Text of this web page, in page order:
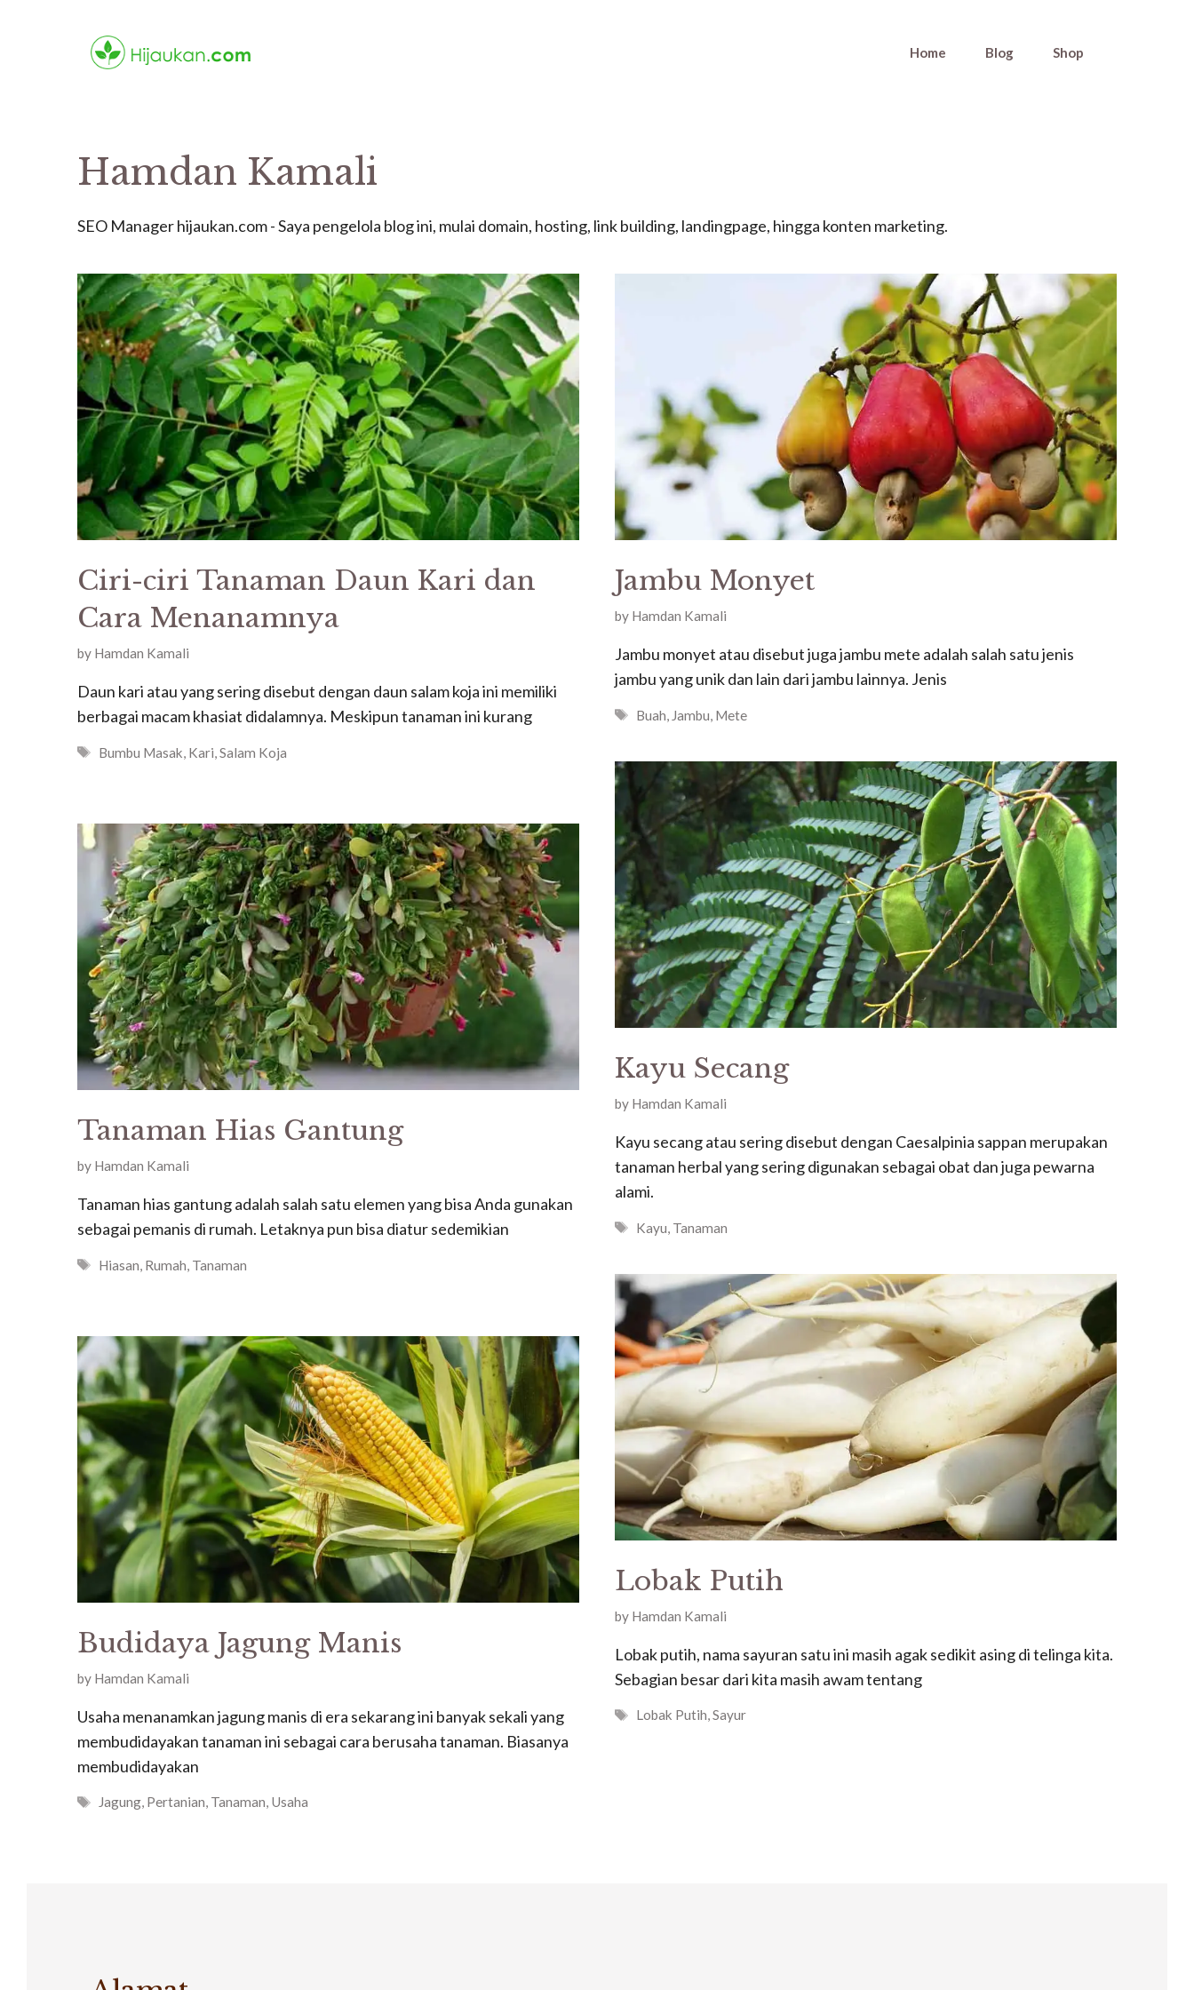
Home Blog Shop
Hamdan Kamali
SEO Manager hijaukan.com - Saya pengelola blog ini, mulai domain, hosting, link building, landingpage, hingga konten marketing.
Ciri-ciri Tanaman Daun Kari dan
Cara Menanamnya
by Hamdan Kamali
Daun kari atau yang sering disebut dengan daun salam koja ini memiliki
berbagai macam khasiat didalamnya. Meskipun tanaman ini kurang
Tags
Bumbu Masak Kari ,Salam Koja
Jambu Monyet
by Hamdan Kamali
Jambu monyet atau disebut juga jambu mete adalah salah satu jenis
jambu yang unik dan lain dari jambu lainnya. Jenis
Tags
Buah Jambu Mete
Kayu Secang
by Hamdan Kamali
Kayu secang atau sering disebut dengan Caesalpinia sappan merupakan
tanaman herbal yang sering digunakan sebagai obat dan juga pewarna
alami.
Tags
Kayu Tanaman
Tanaman Hias Gantung
by Hamdan Kamali
Tanaman hias gantung adalah salah satu elemen yang bisa Anda gunakan
sebagai pemanis di rumah. Letaknya pun bisa diatur sedemikian
Tags
Hiasan Rumah Tanaman
Lobak Putih
by Hamdan Kamali
Lobak putih, nama sayuran satu ini masih agak sedikit asing di telinga kita.
Sebagian besar dari kita masih awam tentang
Tags
Lobak Putih,Sayur
Budidaya Jagung Manis
by Hamdan Kamali
Usaha menanamkan jagung manis di era sekarang ini banyak sekali yang
membudidayakan tanaman ini sebagai cara berusaha tanaman. Biasanya
membudidayakan
Tags
Jagung, Pertanian, Tanaman, Usaha